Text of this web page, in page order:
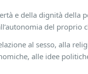
e della dignità della
del proprio
al sesso, alla
alle idee